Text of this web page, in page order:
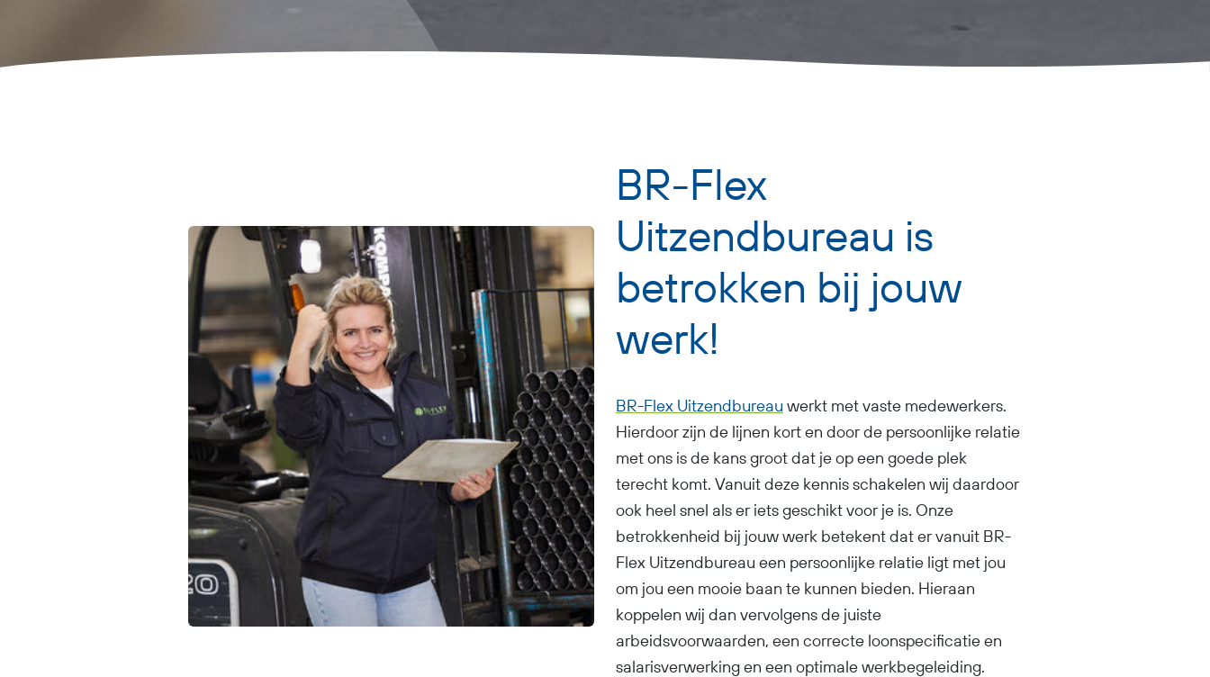
BR-Flex
Uitzendbureau is
betrokken bij jouw
werk!
BR-Flex Uitzendbureau werkt met vaste medewerkers.
Hierdoor zijn de lijnen kort en door de persoonlijke relatie
met ons is de kans groot dat je op een goede plek
terecht komt. Vanuit deze kennis schakelen wij daardoor
ook heel snel als er iets geschikt voor je is. Onze
betrokkenheid bij jouw werk betekent dat er vanuit BR-
Flex Uitzendbureau een persoonlijke relatie ligt met jou
om jou een mooie baan te kunnen bieden. Hieraan
koppelen wij dan vervolgens de juiste
arbeidsvoorwaarden, een correcte loonspecificatie en
salarisverwerking en een optimale werkbegeleiding.